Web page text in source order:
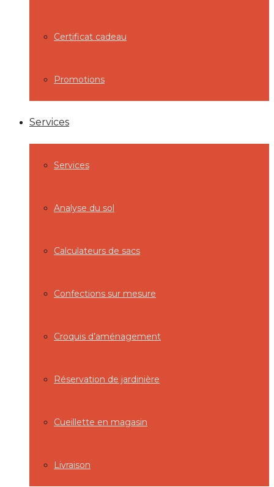
Certificat cadeau
Promotions
Services
Services
Analyse du sol
Calculateurs de sacs
Confections sur mesure
Croquis d’aménagement
Réservation de jardinière
Cueillette en magasin
Livraison